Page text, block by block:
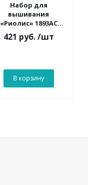
Набор для
вышивания
«Риолис» 1893АС
Конверт «С
рождением
421 руб. /шт
В корзину